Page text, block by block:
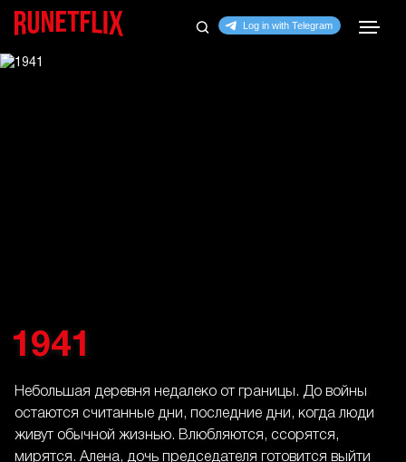
1941
Небольшая деревня недалеко от границы. До войны
остаются считанные дни, последние дни, когда люди
живут обычной жизнью. Влюбляются, ссорятся,
мирятся. Алена, дочь председателя готовится выйти